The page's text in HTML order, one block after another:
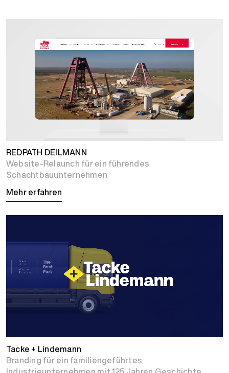
REDPATH DEILMANN
Website-Relaunch für ein führendes
Schachtbauunternehmen
Mehr erfahren
Tacke + Lindemann
Branding für ein familiengeführtes